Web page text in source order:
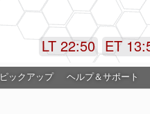
ET
LT 22:50
ピックアップ ヘルプ＆サポート